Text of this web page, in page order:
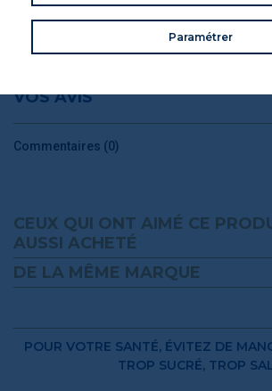
Paramétrer
CONSEILS DE CONSOMMATION
VOS AVIS
Commentaires (0)
CEUX QUI ONT AIMÉ CE
AUSSI ACHETÉ
DE LA MÊME MARQUE
POUR VOTRE SANTÉ, ÉVITEZ DE
TROP SUCRÉ, TROP